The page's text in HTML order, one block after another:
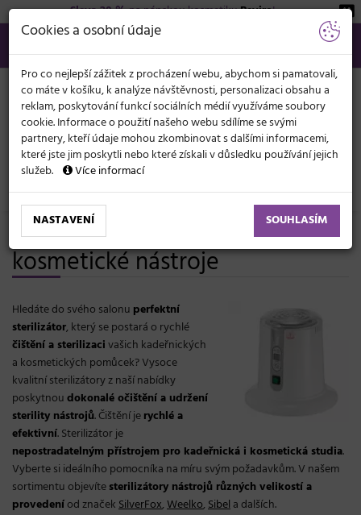
Sleva 20 %na pánskou kosmetikuBeviro!
566 440 099
info@svetkadernictvi.cz
Po−pá: 8−17
Vše o nákupu Kč
KATEGORIE
MENU
Elektronika Sterilizátory
Sterilizátory na kadeřnické a
kosmetické nástroje
Hledáte do svého salonu perfektní
sterilizátor, který se postará o rychlé
čištění a sterilizacivašich kadeřnických
a kosmetických pomůcek? Vysoce
kvalitní sterilizátory z naší nabídky
poskytnoudokonalé očištění a udržení
sterility nástrojů. Čištění jerychlé a
efektivní. Sterilizátor je
nepostradatelným přístrojem pro kadeřnická i kosmetická studia.
Vyberte si ideálního pomocníka na míru svým požadavkům. V našem
sortimentu objevítesterilizátory nástrojů různých velikostí a
provedeníod značekSilverFox,Weelko,Sibela dalších.
Cookies a osobní údaje
Pro co nejlepší zážitek z procházení webu, abychom si pamatovali,
co máte v košíku, k analýze návštěvnosti, personalizaci obsahu a
reklam, poskytování funkcí sociálních médií využíváme soubory
cookie. Informace o použití našeho webu sdílíme se svými
partnery, kteří údaje mohou zkombinovat s dalšími informacemi,
které jste jim poskytli nebo které získali v důsledku používání jejich
služeb.
Více informací
NASTAVENÍ SOUHLASÍM